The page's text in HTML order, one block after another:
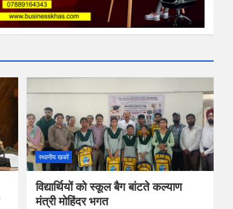
स्थानीय खबरें
विद्यार्थियों को स्कूल बैग बांटते कल्याण
मंत्री मोहिंदर भगत